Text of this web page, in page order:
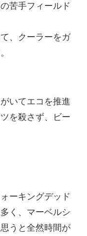
苦手フィールド
、クーラーをガ
いてエコを推進
を殺さず、ビー
ーキングデッド
く、マーベルシ
うと全然時間が